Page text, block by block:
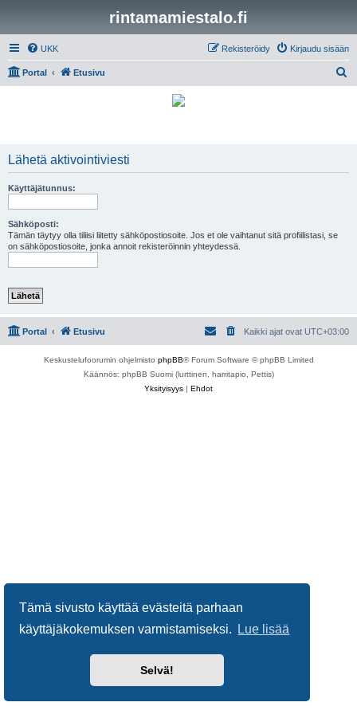
Tämä sivusto käyttää evästeitä parhaan
käyttäjäkokemuksen varmistamiseksi.
Lue lisää
Selvä!
rintamamiestalo.fi
UKK Kirjaudu sisään
Rekisteröidy
Portal Etusivu
Lähetä aktivointiviesti
Käyttäjätunnus:
Sähköposti:
Tämän täytyy olla tiliisi liitetty sähköpostiosoite. Jos et ole vaihtanut sitä profiilistasi, se
on sähköpostiosoite, jonka annoit rekisteröinnin yhteydessä.
Portal Etusivu Kaikki ajat ovat UTC+03:00
Keskustelufoorumin ohjelmisto phpBB® Forum Software © phpBB Limited
Käännös: phpBB Suomi (lurttinen, harritapio, Pettis)
Yksityisyys | Ehdot